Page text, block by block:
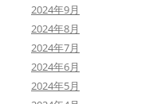
2024年9月
2024年8月
2024年7月
2024年6月
2024年5月